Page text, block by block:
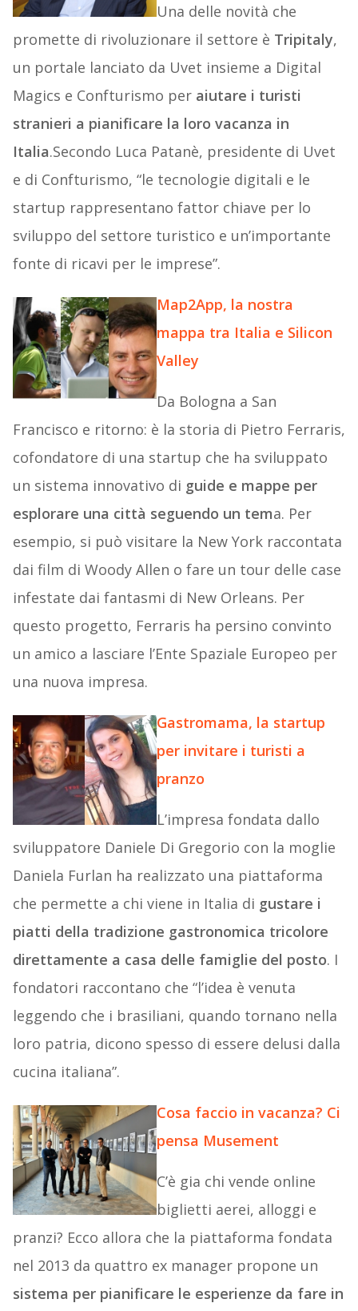
Una delle novità che
promette di rivoluzionare il settore è Tripitaly,
un portale lanciato da Uvet insieme a Digital
Magics e Confturismo per aiutare i turisti
stranieri a pianificare la loro vacanza in
Italia.Secondo Luca Patanè, presidente di Uvet
e di Confturismo, “le tecnologie digitali e le
startup rappresentano fattor chiave per lo
sviluppo del settore turistico e un’importante
fonte di ricavi per le imprese”.
Map2App, la nostra
mappa tra Italia e Silicon
Valley
Da Bologna a San
Francisco e ritorno: è la storia di Pietro Ferraris,
cofondatore di una startup che ha sviluppato
un sistema innovativo di guide e mappe per
esplorare una città seguendo un tema. Per
esempio, si può visitare la New York raccontata
dai film di Woody Allen o fare un tour delle case
infestate dai fantasmi di New Orleans. Per
questo progetto, Ferraris ha persino convinto
un amico a lasciare l’Ente Spaziale Europeo per
una nuova impresa.
Gastromama, la startup
per invitare i turisti a
pranzo
L’impresa fondata dallo
sviluppatore Daniele Di Gregorio con la moglie
Daniela Furlan ha realizzato una piattaforma
che permette a chi viene in Italia di gustare i
piatti della tradizione gastronomica tricolore
direttamente a casa delle famiglie del posto. I
fondatori raccontano che “l’idea è venuta
leggendo che i brasiliani, quando tornano nella
loro patria, dicono spesso di essere delusi dalla
cucina italiana”.
Cosa faccio in vacanza? Ci
pensa Musement
C’è gia chi vende online
biglietti aerei, alloggi e
pranzi? Ecco allora che la piattaforma fondata
nel 2013 da quattro ex manager propone un
sistema per pianificare le esperienze da fare in